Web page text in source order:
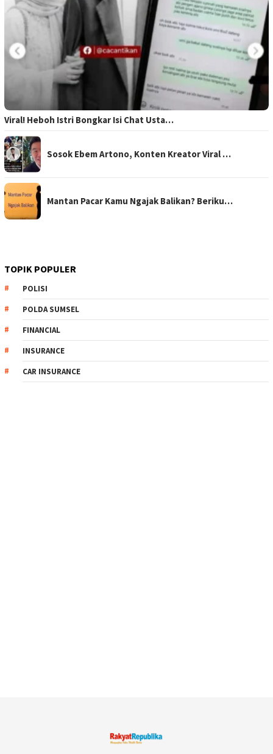
Viral! Heboh Istri Bongkar Isi Chat Usta…
Sosok Ebem Artono, Konten Kreator Viral …
Mantan Pacar Kamu Ngajak Balikan? Beriku…
TOPIK POPULER
POLISI
POLDA SUMSEL
FINANCIAL
INSURANCE
CAR INSURANCE